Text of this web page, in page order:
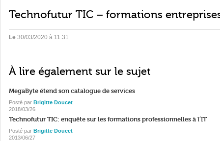
Technofutur TIC – formations
Le 30/03/2020 à 11:31
À lire également sur le sujet
MegaByte étend son catalogue de services
Posté par Brigitte Doucet
2018/03/26
Technofutur TIC: enquête sur les formations professionnelles à l’IT
Posté par Brigitte Doucet
2013/06/27